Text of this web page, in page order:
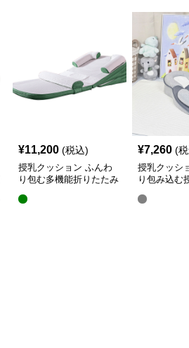
¥11,200 (税込)
授乳クッション ふんわ
り包む多機能折りたたみ
¥7,260 (
授乳クッシ
り包み込む